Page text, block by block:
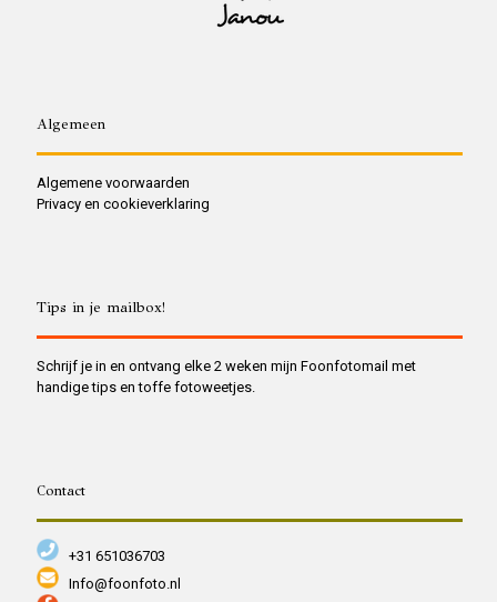
Algemeen
Algemene voorwaarden
Privacy en cookieverklaring
Tips in je mailbox!
Schrijf je in en ontvang elke 2 weken mijn Foonfotomail met
handige tips en toffe fotoweetjes.
Contact
+31 651036703
Info@foonfoto.nl